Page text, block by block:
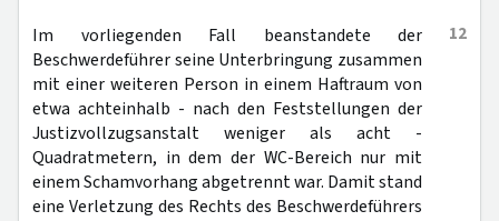
12
Im vorliegenden Fall beanstandete der
Beschwerdeführer seine Unterbringung zusammen
mit einer weiteren Person in einem Haftraum von
etwa achteinhalb - nach den Feststellungen der
Justizvollzugsanstalt weniger als acht -
Quadratmetern, in dem der WC-Bereich nur mit
einem Schamvorhang abgetrennt war. Damit stand
eine Verletzung des Rechts des Beschwerdeführers